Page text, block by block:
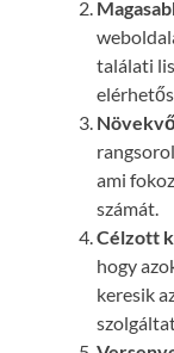
találati
ami
számát.
Célzott
hogy
keresik